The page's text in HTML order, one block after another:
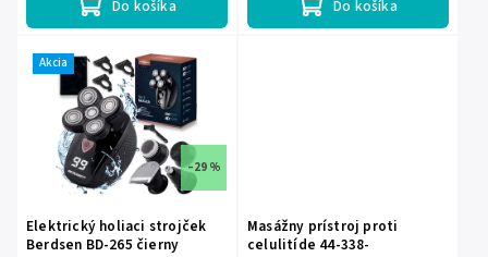
Do košíka Do košíka
Akcia
–29 %
Elektrický holiaci strojček
Berdsen BD-265 čierny
Masážny prístroj proti
celulitíde 44-338-